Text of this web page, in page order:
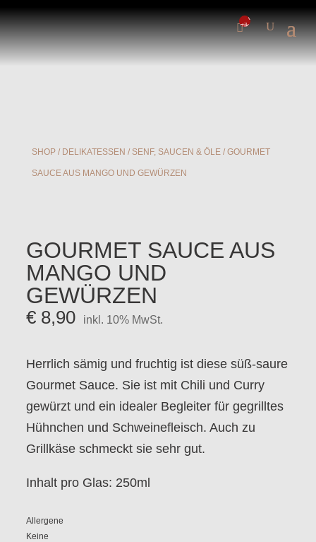
0-
Artikel
SHOP/ DELIKATESSEN / SENF, SAUCEN & ÖLE/ GOURMET
SAUCE AUS MANGO UND GEWÜRZEN
GOURMET SAUCE AUS
MANGO UND
GEWÜRZEN
€8,90 inkl. 10% MwSt.
Herrlich sämig und fruchtig ist diese süß-saure
Gourmet Sauce. Sie ist mit Chili und Curry
gewürzt und ein idealer Begleiter für gegrilltes
Hühnchen und Schweinefleisch. Auch zu
Grillkäse schmeckt sie sehr gut.
Inhalt pro Glas: 250ml
Allergene
Keine